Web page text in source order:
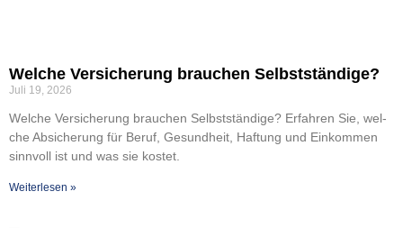
Wel­che Ver­si­che­rung brau­chen Selbst­stän­di­ge?
Juli 19, 2026
Wel­che Ver­si­che­rung brau­chen Selbst­stän­di­ge? Erfah­ren Sie, wel­
che Absi­che­rung für Beruf, Gesund­heit, Haf­tung und Ein­kom­men
sinn­voll ist und was sie kos­tet.
Wei­ter­le­sen »